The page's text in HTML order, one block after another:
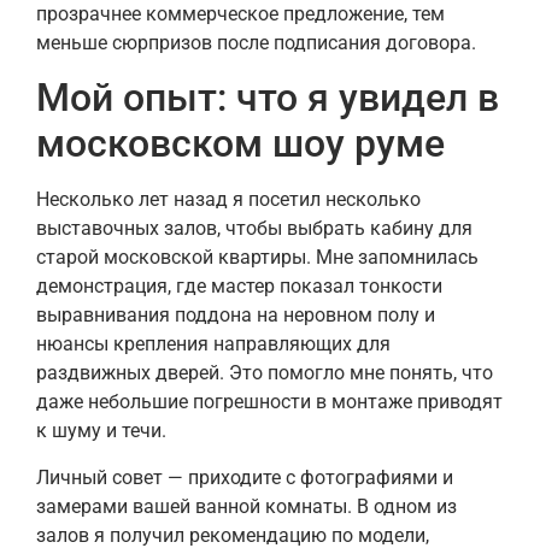
прозрачнее коммерческое предложение, тем
меньше сюрпризов после подписания договора.
Мой опыт: что я увидел в
московском шоу руме
Несколько лет назад я посетил несколько
выставочных залов, чтобы выбрать кабину для
старой московской квартиры. Мне запомнилась
демонстрация, где мастер показал тонкости
выравнивания поддона на неровном полу и
нюансы крепления направляющих для
раздвижных дверей. Это помогло мне понять, что
даже небольшие погрешности в монтаже приводят
к шуму и течи.
Личный совет — приходите с фотографиями и
замерами вашей ванной комнаты. В одном из
залов я получил рекомендацию по модели,